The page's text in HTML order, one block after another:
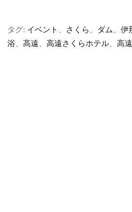
タグ: イベント さくら ダム 伊
浴
高遠 高遠さくらホテル 高